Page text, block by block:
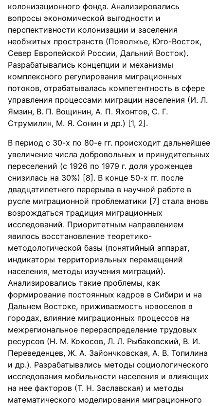
колонизационного фонда. Анализировались
вопросы экономической выгодности и
перспективности колонизации и заселения
необжитых пространств (Поволжье, Юго-Восток,
Север Европейской России, Дальний Восток).
Разрабатывались концепции и механизмы
комплексного регулирования миграционных
потоков, отрабатывалась компетентность в сфере
управления процессами миграции населения (И. Л.
Ямзин, В. П. Вощинин, А. П. Яхонтов, С. Г.
Струмилин, М. Я. Сонин и др.) [1, 2].
В период с 30-х по 80-е гг. происходит дальнейшее
увеличение числа добровольных и принудительных
переселений (с 1926 по 1979 г. доля уроженцев
снизилась на 30%) [8]. В конце 50-х гг. после
двадцатилетнего перерыва в научной работе в
русле миграционной проблематики [7] стала вновь
возрождаться традиция миграционных
исследований. Приоритетным направлением
явилось восстановление теоретико-
методологической базы (понятийный аппарат,
индикаторы территориальных перемещений
населения, методы изучения миграций).
Анализировались такие проблемы, как
формирование постоянных кадров в Сибири и на
Дальнем Востоке, приживаемость новоселов в
городах, влияние миграционных процессов на
межрегиональное перераспределение трудовых
ресурсов (Н. М. Кокосов, Л. Л. Рыбаковский, В. И.
Переведенцев, Ж. А. Зайончковская, А. В. Топилина
и др.). Разрабатывались методы социологического
исследования мобильности населения и влияющих
на нее факторов (Т. Н. Заславская) и методы
математического моделирования миграционного